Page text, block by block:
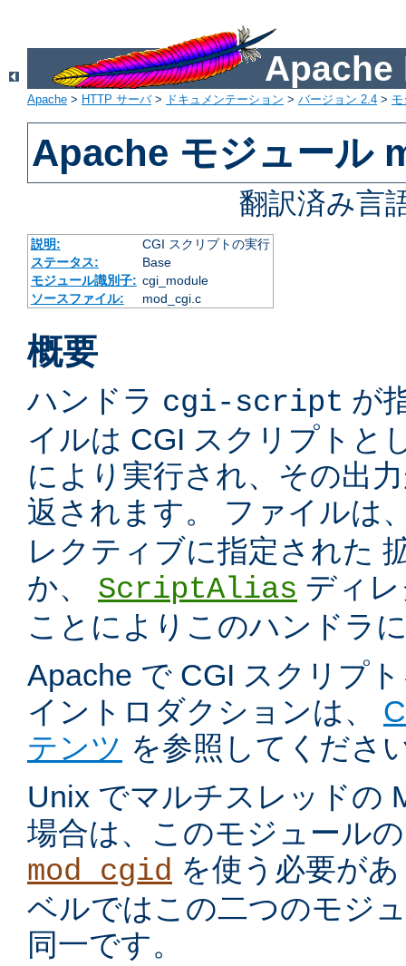
Apache
Apache > HTTP サーバ> ドキュメンテーション > バージョン 2.4 >
Apache モジュール
翻訳済み言
説明:
CGI スクリプトの実行
ステータス:
Base
モジュール識別子: cgi_module
ソースファイル:
mod_cgi.c
概要
ハンドラ cgi-script が
イルは CGI スクリプトと
により実行され、その出
返されます。 ファイルは
レクティブに指定された
か、 ScriptAlias ディ
ことによりこのハンドラ
Apache で CGI スクリプ
イントロダクションは、
テンツ を参照してくださ
Unix でマルチスレッドの
場合は、このモジュール
mod_cgid を使う必要が
ベルではこの二つのモジ
同一です。